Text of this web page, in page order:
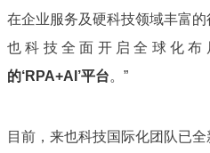
在企业服务及硬科技领域丰富
也科技全面开启全球化布
的‘RPA+AI’平台。”
目前，来也科技国际化团队已